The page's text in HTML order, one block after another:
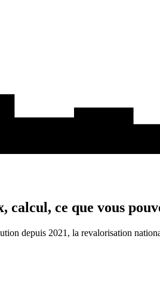
calcul, ce que vous
depuis 2021, la revalorisation